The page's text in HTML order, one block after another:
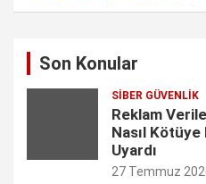
F
I
L
k
e
d
T
t
t
e
Y
T
u
b
Son Konular
SIBER GÜVENLIK
Reklam
Nasıl Kötüye
Uyardı
27 Temmuz